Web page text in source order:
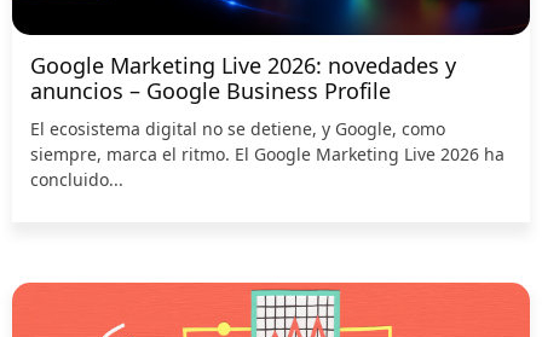
Google Marketing Live 2026: novedades y
anuncios – Google Business Profile
El ecosistema digital no se detiene, y Google, como
siempre, marca el ritmo. El Google Marketing Live 2026 ha
concluido...